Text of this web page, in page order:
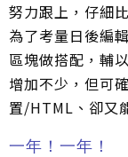
努力跟上，仔細
為了考量日後編
區塊做搭配，輔
增加不少，但可
置/HTML、卻又
一年！一年！